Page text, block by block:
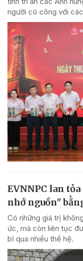
người có công với
EVNNPC lan
nhớ nguồn"
Có những giá trị
ức, mà còn liên tục
bỉ qua nhiều thế hệ.